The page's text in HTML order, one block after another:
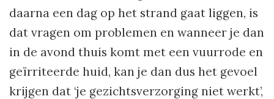
daarna een dag op het strand gaat liggen, is
dat vragen om problemen en wanneer je dan
in de avond thuis komt met een vuurrode en
geïrriteerde huid, kan je dan dus het gevoel
krijgen dat ‘je gezichtsverzorging niet werkt’,